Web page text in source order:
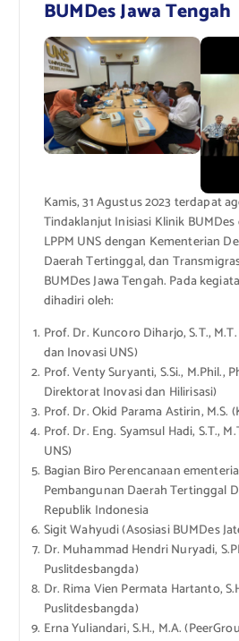
BUMDes Jawa Tengah
Kamis, 31 Agustus 2023 terdapat
Tindaklanjut Inisiasi Klinik
LPPM UNS dengan Kementerian
Daerah Tertinggal, dan
BUMDes Jawa Tengah. Pada
dihadiri oleh:
Prof. Dr. Kuncoro Diharjo, S.T.,
dan Inovasi UNS)
Prof. Venty Suryanti, S.Si., M.Phil.,
Direktorat Inovasi dan Hilirisasi)
Prof. Dr. Okid Parama Astirin, M.S.
Prof. Dr. Eng. Syamsul Hadi, S.T.,
UNS)
Bagian Biro Perencanaan
Pembangunan Daerah Tertinggal
Republik Indonesia
Sigit Wahyudi (Asosiasi BUMDes
Dr. Muhammad Hendri Nuryadi,
Puslitdesbangda)
Dr. Rima Vien Permata Hartanto,
Puslitdesbangda)
Erna Yuliandari, S.H., M.A.